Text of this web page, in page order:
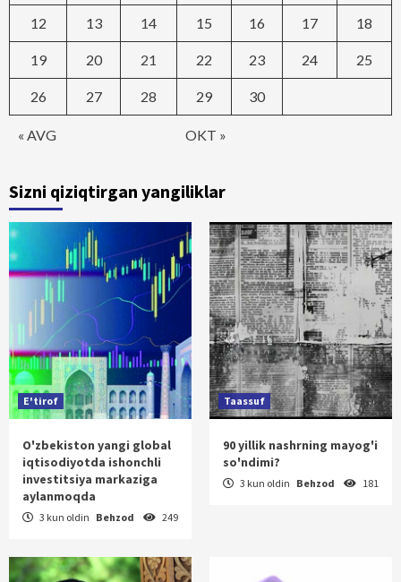
« AVG OKT »
12 13 14 15 16 17 18
19 20 21 22 23 24 25
26 27 28 29 30
Sizni qiziqtirgan yangiliklar
E'tirof
O'zbekiston yangi global
iqtisodiyotda ishonchli
investitsiya markaziga
aylanmoqda
3 kun oldin Behzod 249
Taassuf
90 yillik nashrning mayog'i
so'ndimi?
3 kun oldin Behzod 181